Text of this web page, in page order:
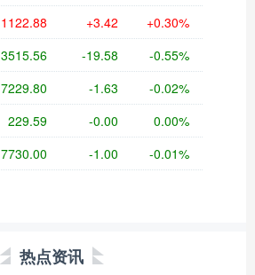
1122.88 +3.42 +0.30%
3515.56 -19.58 -0.55%
7229.80 -1.63 -0.02%
229.59 -0.00 0.00%
7730.00 -1.00 -0.01%
热点资讯